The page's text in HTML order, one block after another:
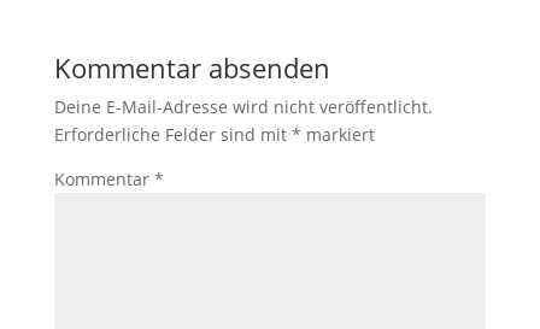
Kommentar absenden
Deine E-Mail-Adresse wird nicht veröffentlicht.
Erforderliche Felder sind mit * markiert
Kommentar *